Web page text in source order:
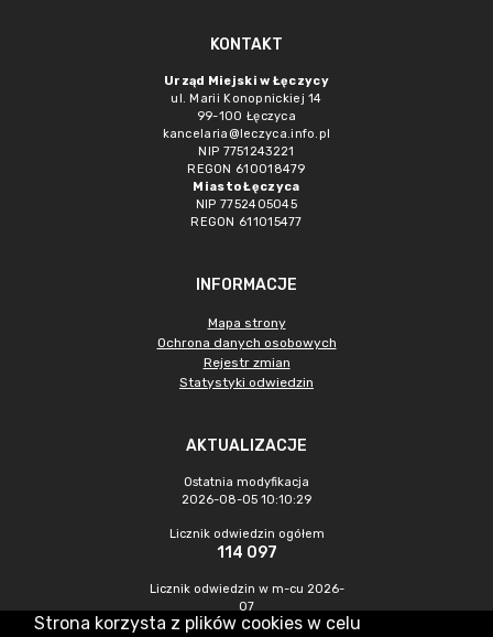
KONTAKT
Urząd Miejski w Łęczycy
ul. Marii Konopnickiej 14
99-100 Łęczyca
kancelaria@leczyca.info.pl
NIP 7751243221
REGON 610018479
Miasto Łęczyca
NIP 7752405045
REGON 611015477
INFORMACJE
Mapa strony
Ochrona danych osobowych
Rejestr zmian
Statystyki odwiedzin
AKTUALIZACJE
Ostatnia modyfikacja
2026-08-05 10:10:29
Licznik odwiedzin ogółem
114 097
Licznik odwiedzin w m-cu 2026-
07
616
Strona korzysta z plików cookies w celu